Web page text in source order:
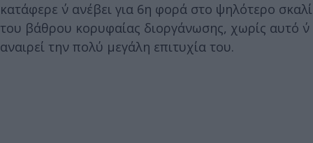
κατάφερε ν΄ ανέβει για 6η φορά στο ψηλότερο σκαλί
του βάθρου κορυφαίας διοργάνωσης, χωρίς αυτό ν΄
αναιρεί την πολύ μεγάλη επιτυχία του.